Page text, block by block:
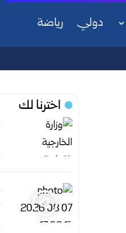
دولي رياضة
اخترنا لك